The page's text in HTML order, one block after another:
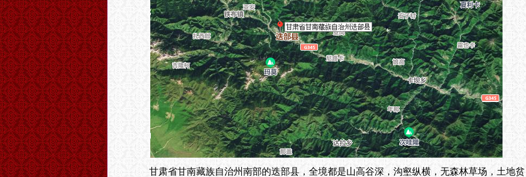
甘肃省甘南藏族自治州南部的迭部县，全境都是山高谷深，沟壑纵横，无森林草场，土地贫